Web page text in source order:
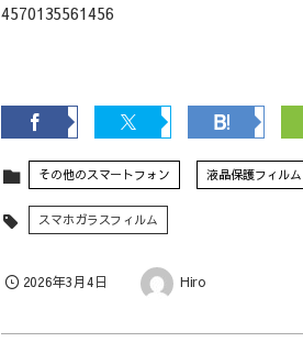
4570135561456
その他のスマートフォン 液晶保護フィルム
スマホガラスフィルム
2026年3月4日 Hiro